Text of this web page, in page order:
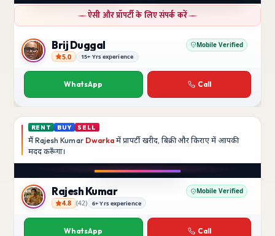
बिक्री
3 BHK
Mayur Vihar
₹1.5 Crore
Instagram
ऐसी और प्रॉपर्टी के लिए संपर्क करें
Brij Duggal
Brij Duggal Mobile Verified
5.0 15+ Yrs experience
WhatsApp Call
RENT BUY SELL
मैं Rajesh Kumar Dwarka में प्रापर्टी खरीद, बिक्री और किराए में आपकी
मददकरूँगा।
Rajesh Kumar
Rajesh Kumar Mobile Verified
4.8 (42) 6+ Yrs experience
WhatsApp Call